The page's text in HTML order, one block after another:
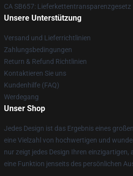
CA SB657: Lieferkettentransparenzgesetz
Unsere Unterstützung
Versand und Lieferrichtlinien
Zahlungsbedingungen
Return & Refund Richtlinien
Kontaktieren Sie uns
Kundenhilfe (FAQ)
Werdegang
Unser Shop
Jedes Design ist das Ergebnis eines
eine Vielzahl von hochwertigen und
nur zeigt jedes Design Ihren einzigartigen,
eine Funktion jenseits des persönlichen